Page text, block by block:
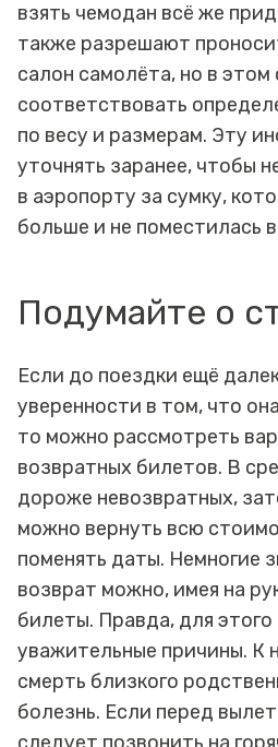
взять чемодан всё же
также разрешают
салон самолёта, но в
соответствовать
по весу и размерам. Эту
уточнять заранее, чтобы
в аэропорту за сумку,
больше и не поместилась
Подумайте о
Если до поездки ещё
уверенности в том, что
то можно рассмотреть
возвратных билетов. В
дороже невозвратных,
можно вернуть всю
поменять даты. Немногие
возврат можно, имея на
билеты. Правда, для
уважительные причины. К
смерть близкого
болезнь. Если перед